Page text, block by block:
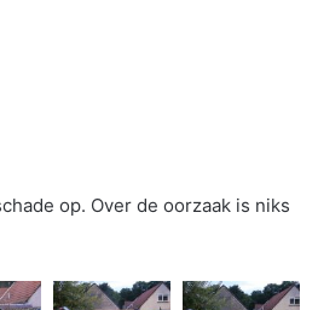
op. Over de oorzaak is niks